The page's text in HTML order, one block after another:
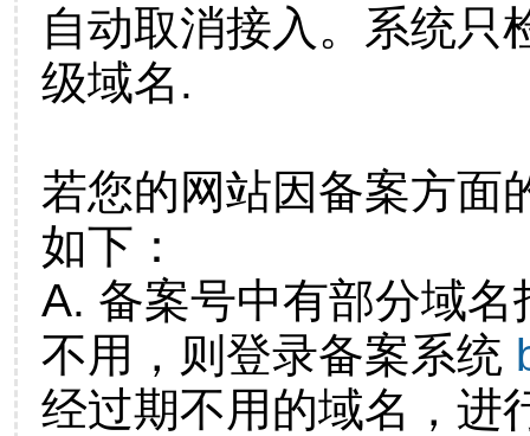
自动取消接入。系统只
级域名.
若您的网站因备案方面
如下：
A. 备案号中有部分域
不用，则登录备案系统
经过期不用的域名，进